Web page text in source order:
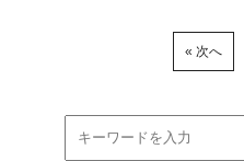
« 次へ